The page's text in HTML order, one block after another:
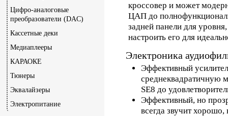
Цифро-аналоговые
преобразователи (DAC)
Кассетные деки
Медиаплееры
КАРАОКЕ
Тюнеры
Эквалайзеры
Электропитание
кроссовер и может
ЦАП до
задней панели для
настроить его для
Электроника
Эффективный
среднеквадратичную
SE8 до
Эффективный, но
всегда звучит